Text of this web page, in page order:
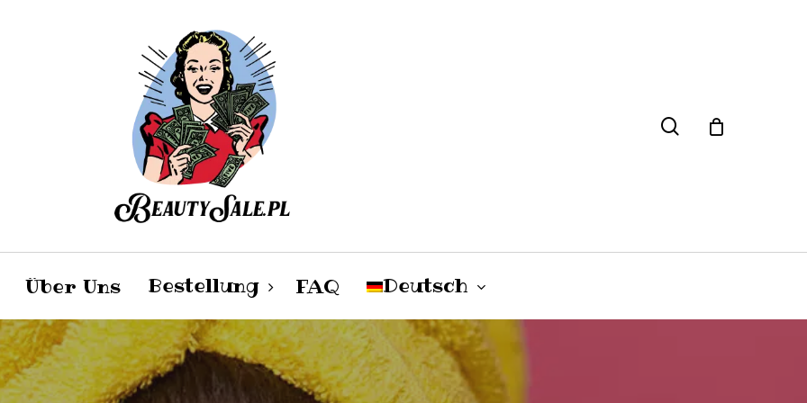
Damen
HAAR
Über Uns Bestellung FAQ Deutsch
polski (Polnisch)